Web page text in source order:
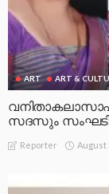
ART ART &
സദസും
Reporter August